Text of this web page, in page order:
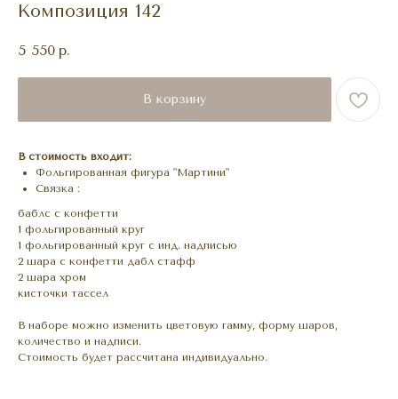
Композиция 142
5 550 р.
В корзину
В стоимость входит:
Фольгированная фигура "Мартини"
Связка :
баблс с конфетти
1 фольгированный круг
1 фольгированный круг с инд. надписью
2 шара с конфетти дабл стафф
2 шара хром
кисточки тассел
В наборе можно изменить цветовую гамму, форму шаров,
количество и надписи.
Стоимость будет рассчитана индивидуально.